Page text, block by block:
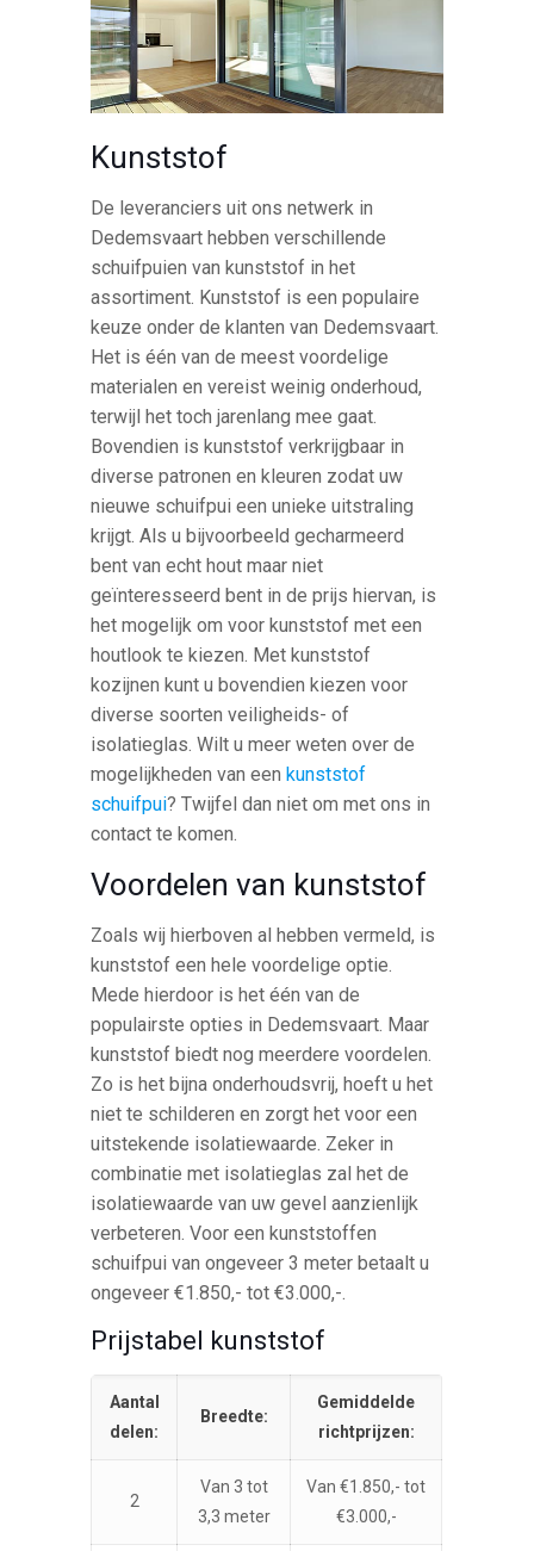
Kunststof
De leveranciers uit ons netwerk in
Dedemsvaart hebben verschillende
schuifpuien van kunststof in het
assortiment. Kunststof is een populaire
keuze onder de klanten van Dedemsvaart.
Het is één van de meest voordelige
materialen en vereist weinig onderhoud,
terwijl het toch jarenlang mee gaat.
Bovendien is kunststof verkrijgbaar in
diverse patronen en kleuren zodat uw
nieuwe schuifpui een unieke uitstraling
krijgt. Als u bijvoorbeeld gecharmeerd
bent van echt hout maar niet
geïnteresseerd bent in de prijs hiervan, is
het mogelijk om voor kunststof met een
houtlook te kiezen. Met kunststof
kozijnen kunt u bovendien kiezen voor
diverse soorten veiligheids- of
isolatieglas. Wilt u meer weten over de
mogelijkheden van eenkunststof
schuifpui? Twijfel dan niet om met ons in
contact te komen.
Voordelen van kunststof
Zoals wij hierboven al hebben vermeld, is
kunststof een hele voordelige optie.
Mede hierdoor is het één van de
populairste opties in Dedemsvaart. Maar
kunststof biedt nog meerdere voordelen.
Zo is het bijna onderhoudsvrij, hoeft u het
niet te schilderen en zorgt het voor een
uitstekende isolatiewaarde. Zeker in
combinatie met isolatieglas zal het de
isolatiewaarde van uw gevel aanzienlijk
verbeteren. Voor een kunststoffen
schuifpui van ongeveer 3 meter betaalt u
ongeveer €1.850,- tot €3.000,-.
Prijstabel kunststof
Aantal
delen:
Breedte:
Gemiddelde
richtprijzen:
2
Van 3 tot
3,3 meter
Van €1.850,- tot
€3.000,-